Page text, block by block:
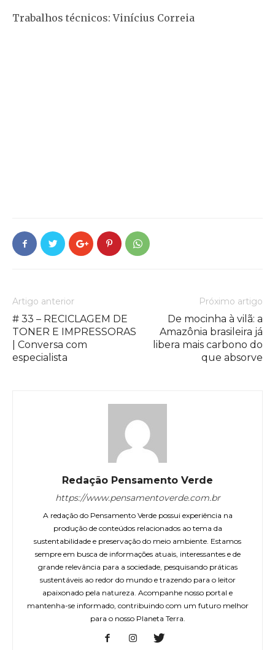
Trabalhos técnicos: Vinícius Correia
Artigo anterior
# 33 – RECICLAGEM DE
TONER E IMPRESSORAS
| Conversa com
especialista
Próximo artigo
De mocinha à vilã: a
Amazônia brasileira já
libera mais carbono do
que absorve
Redação Pensamento Verde
https://www.pensamentoverde.com.br
A redação do Pensamento Verde possui experiência na
produção de conteúdos relacionados ao tema da
sustentabilidade e preservação do meio ambiente. Estamos
sempre em busca de informações atuais, interessantes e de
grande relevância para a sociedade, pesquisando práticas
sustentáveis ao redor do mundo e trazendo para o leitor
apaixonado pela natureza. Acompanhe nosso portal e
mantenha-se informado, contribuindo com um futuro melhor
para o nosso Planeta Terra.